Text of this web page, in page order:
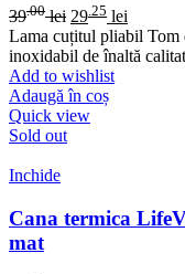
39.00 lei 29 .25 lei
Lama cuțitul pliabil Tom
inoxidabil de înaltă
Add to wishlist
Adaugă în coș
Quick view
Sold out
Inchide
Cana termica
mat